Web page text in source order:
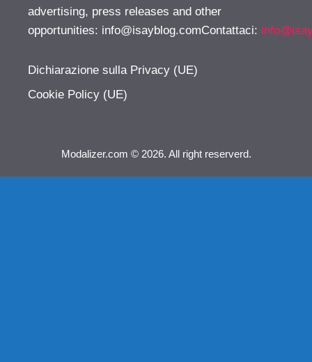
advertising, press releases and other
opportunities: info@isayblog.comContattaci:
Dichiarazione sulla Privacy (UE)
Cookie Policy (UE)
Modalizer.com © 2026. All right reserverd.